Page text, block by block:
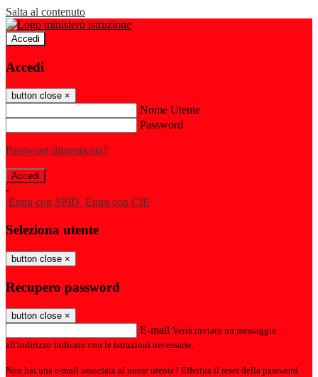
Salta al contenuto
Accedi
Accedi
button close ×
Nome Utente
Password
Password dimenticata?
-
Entra con SPID Entra con CIE
Seleziona utente
button close ×
Recupero password
button close ×
E-mail Verrà inviato un messaggio
all'indirizzo indicato con le istruzioni necessarie.
Non hai una e-mail associata al nome utente? Effettua il reset della password